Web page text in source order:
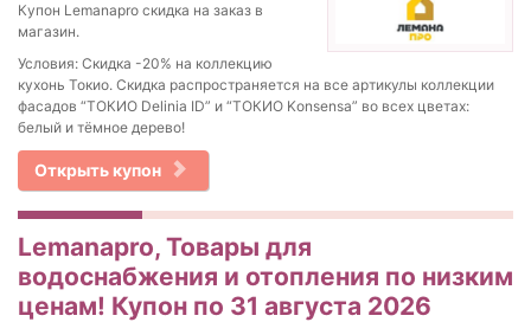
Купон Lemanapro скидка на заказ в
магазин.
Условия: Скидка -20% на коллекцию
кухонь Токио. Скидка распространяется на все артикулы коллекции
фасадов “ТОКИО Delinia ID” и “ТОКИО Konsensa” во всех цветах:
белый и тёмное дерево!
Открыть купон
Lemanapro, Товары для
водоснабжения и отопления по низким
ценам! Купон по 31 августа 2026